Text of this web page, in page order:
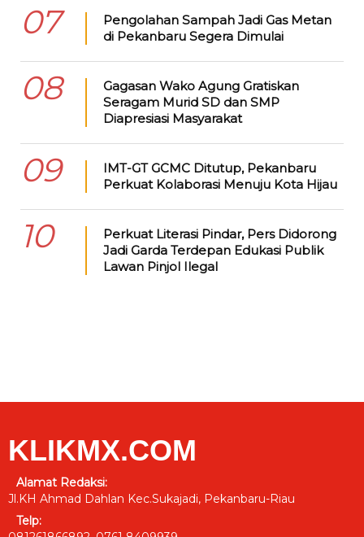
07
Pengolahan Sampah Jadi Gas Metan
di Pekanbaru Segera Dimulai
08
Gagasan Wako Agung Gratiskan
Seragam Murid SD dan SMP
Diapresiasi Masyarakat
09
IMT-GT GCMC Ditutup, Pekanbaru
Perkuat Kolaborasi Menuju Kota Hijau
10
Perkuat Literasi Pindar, Pers Didorong
Jadi Garda Terdepan Edukasi Publik
Lawan Pinjol Ilegal
KLIKMX.COM
Alamat Redaksi:
Jl.KH Ahmad Dahlan Kec.Sukajadi, Pekanbaru-Riau
Telp: